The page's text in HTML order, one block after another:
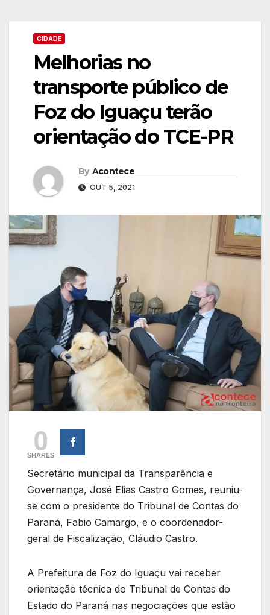
CIDADE
Melhorias no
transporte público de
Foz do Iguaçu terão
orientação do TCE-PR
By Acontece
OUT 5, 2021
0
SHARES
Secretário municipal da Transparência e
Governança, José Elias Castro Gomes, reuniu-
se com o presidente do Tribunal de Contas do
Paraná, Fabio Camargo, e o coordenador-
geral de Fiscalização, Cláudio Castro.
A Prefeitura de Foz do Iguaçu vai receber
orientação técnica do Tribunal de Contas do
Estado do Paraná nas negociações que estão